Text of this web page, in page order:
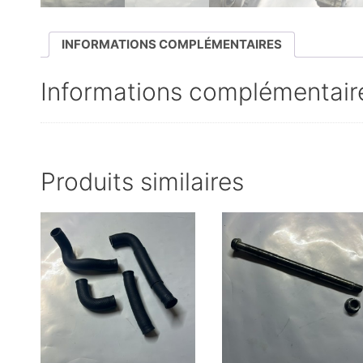
INFORMATIONS COMPLÉMENTAIRES
Informations
Produits similaires